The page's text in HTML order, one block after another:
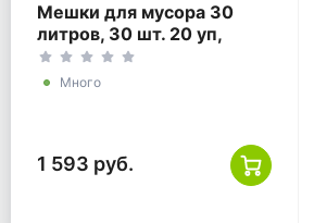
Мешки для мусора 30
литров, 30 шт. 20 уп,
черные
Много
1 593 руб.